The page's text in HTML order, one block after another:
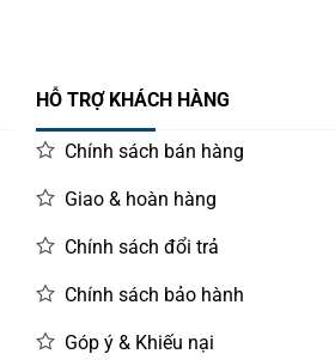
HỖ TRỢ KHÁCH HÀNG
Chính sách bán hàng
Giao & hoàn hàng
Chính sách đổi trả
Chính sách bảo hành
Góp ý & Khiếu nại